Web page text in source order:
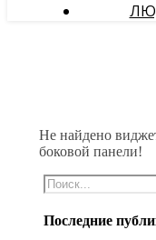
Не найдено
боковой панели!
Последние